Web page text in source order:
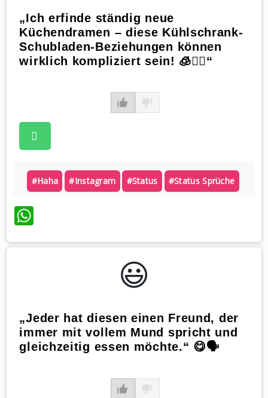
„Ich erfinde ständig neue
Küchendramen – diese Kühlschrank-
Schubladen-Beziehungen können
wirklich kompliziert sein! 🧊🤷‍♀️“
#haha #instagram #status #status Sprüche
WhatsApp
😃️
„Jeder hat diesen einen Freund, der
immer mit vollem Mund spricht und
gleichzeitig essen möchte.“ 😋🗣️